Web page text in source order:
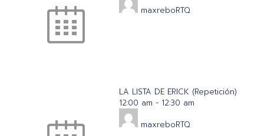
maxreboRTQ
LA LISTA DE ERICK (Repetición)
12:00 am - 12:30 am
maxreboRTQ